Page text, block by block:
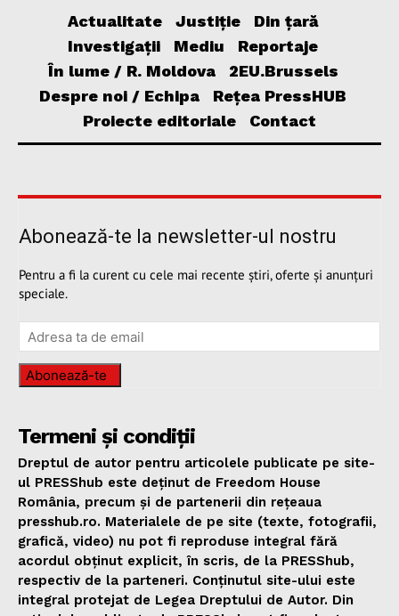
Actualitate Justiție
Din țară
Investigații
Mediu
Reportaje
În lume / R. Moldova
2EU.Brussels
Despre noi / Echipa
Rețea PressHUB
Proiecte editoriale
Contact
Abonează-te la newsletter-ul nostru
Pentru a fi la curent cu cele mai recente știri, oferte și anunțuri
speciale.
Abonează-te
Termeni și condiții
Dreptul de autor pentru articolele publicate pe site-
ul PRESShub este deținut de Freedom House
România, precum și de partenerii din rețeaua
presshub.ro. Materialele de pe site (texte, fotografii,
grafică, video) nu pot fi reproduse integral fără
acordul obținut explicit, în scris, de la PRESShub,
respectiv de la parteneri. Conținutul site-ului este
integral protejat de Legea Dreptului de Autor. Din